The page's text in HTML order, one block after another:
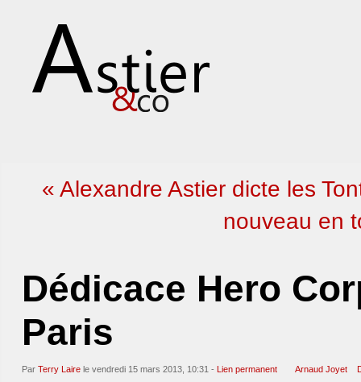
« Alexandre Astier dicte les
nouveau en
Dédicace Hero
Paris
Par Terry Laire le vendredi 15 mars 2013, 10:31 - Lien permanent Arnaud Joyet